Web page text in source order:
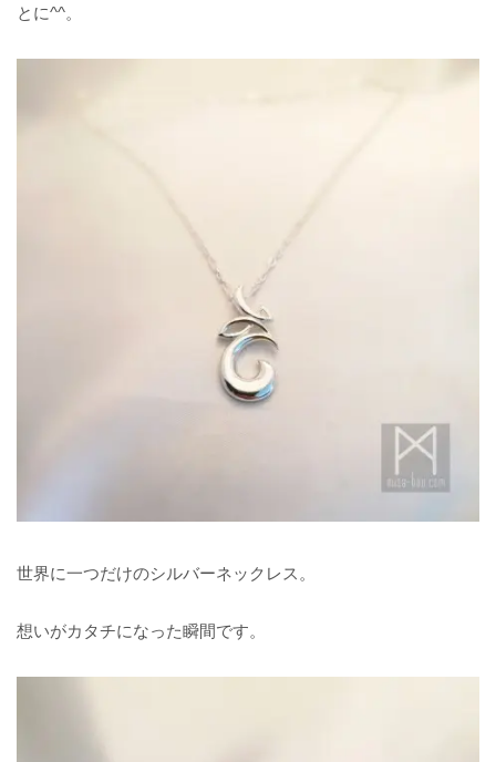
とに^^。
世界に一つだけのシルバーネックレス。
想いがカタチになった瞬間です。